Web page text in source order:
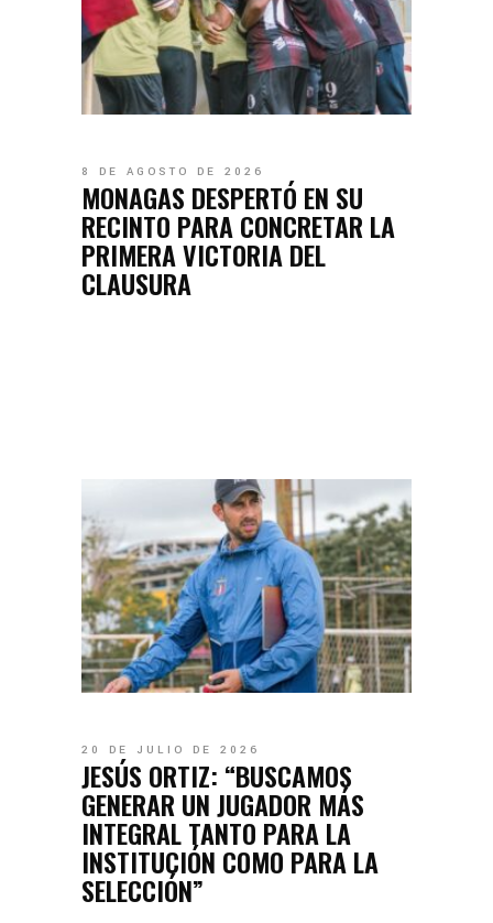
8 DE AGOSTO DE 2026
MONAGAS DESPERTÓ EN SU
RECINTO PARA CONCRETAR LA
PRIMERA VICTORIA DEL
CLAUSURA
20 DE JULIO DE 2026
JESÚS ORTIZ: “BUSCAMOS
GENERAR UN JUGADOR MÁS
INTEGRAL TANTO PARA LA
INSTITUCIÓN COMO PARA LA
SELECCIÓN”